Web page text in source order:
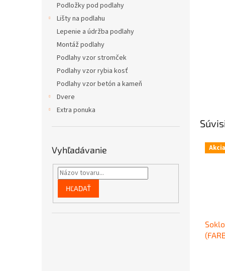
Podložky pod podlahy
Lišty na podlahu
Lepenie a údržba podlahy
Montáž podlahy
Podlahy vzor stromček
Podlahy vzor rybia kosť
Podlahy vzor betón a kameň
Dvere
Extra ponuka
Vyhľadávanie
HĽADAŤ
Akcia